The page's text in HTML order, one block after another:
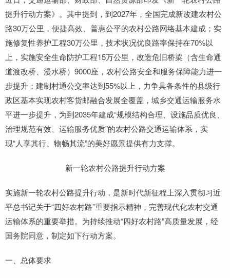
提升行动方案》。其中提到，到2027年，全国完成新改建农村公
路30万公里，便捷高效、普惠公平的农村公路网络基本建成；实
施修复性养护工程30万公里，技术状况优良路率保持在70%以
上，实施安全生命防护工程15万公里，改造危旧桥梁（含生命通
道渡改桥、漫水桥）9000座，农村公路安全和服务保障能力进一
步提升；建制村通公交率达到55%以上，力争具备条件的县级行
政区基本实现农村客货邮融合发展全覆盖，城乡交通运输服务水
平进一步提升，为到2035年建成“规模结构合理、设施品质优良、
治理规范有效、运输服务优质”的农村公路交通运输体系，实
现“人享其行、物畅其流”的美好愿景提供有力支撑。
新一轮农村公路提升行动方案
实施新一轮农村公路提升行动，是新时代新征程上深入贯彻习近
平总书记关于“四好农村路”重要指示精神，完善现代化农村交通
运输体系的重要举措。为持续推动“四好农村路”高质量发展，经
国务院同意，制定如下行动方案。
一、总体要求